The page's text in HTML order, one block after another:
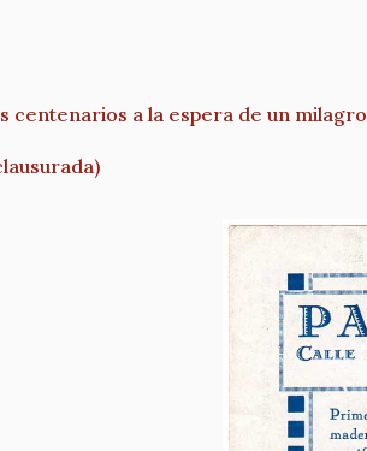
centenarios a la espera de un milagro